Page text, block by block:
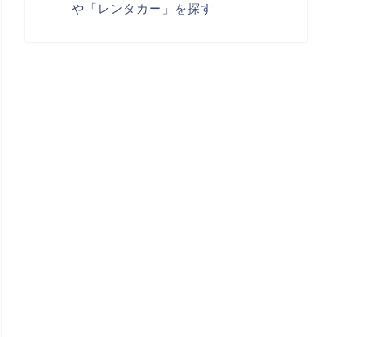
や「レンタカー」を探す